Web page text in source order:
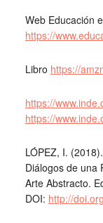
Web Educación
https://
Libro https://
https://
https://
LÓPEZ, I.
Diálogos de una
Arte Abstracto.
DOI: http://